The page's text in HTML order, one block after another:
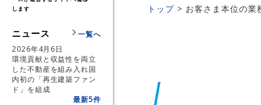
SDGs推進
脱炭素実行プログラム
再生可能エネルギー
業
サーキュラーエコノミー事
新事業
インフラ事業
保険代理店事業
投資事業
トップメッセージ
会社概要
決算情報
サステナビリティ
します
SMFL Web Magazine
メディア掲載情報
ニュース
一覧へ
2026年4月6日
環境貢献と収益性を両立
した不動産を組み入れ国
内初の「再生建築ファン
ド」を組成
最新5件
トップ お客さま本位の業